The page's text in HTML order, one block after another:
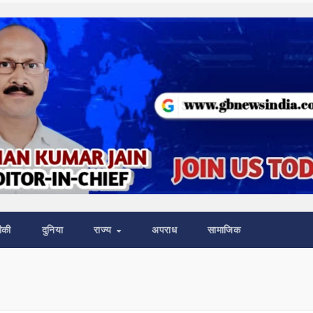
दुनिया राज्य अपराध सामाजिक